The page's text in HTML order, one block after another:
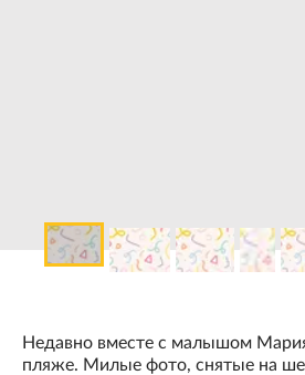
Недавно вместе с малышом
пляже. Милые фото, снятые на